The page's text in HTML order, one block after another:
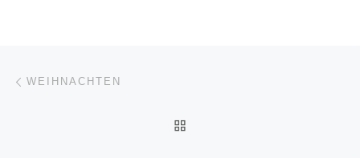
Beitragsnavigation
WEIHNACHTEN